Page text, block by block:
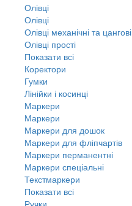
Олівці
Олівці
Олівці механічні та цангові
Олівці прості
Показати всі
Коректори
Гумки
Лінійки і косинці
Маркери
Маркери
Маркери для дошок
Маркери для фліпчартів
Маркери перманентні
Маркери спеціальні
Текстмаркери
Показати всі
Ручки